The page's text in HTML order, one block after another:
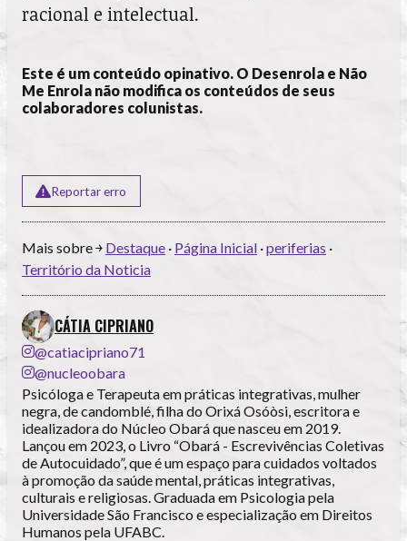
racional e intelectual.
Este é um conteúdo opinativo. O Desenrola e Não
Me Enrola não modifica os conteúdos de seus
colaboradores colunistas.
Reportar erro
Mais sobre ￫ Destaque · Página Inicial ·periferias ·
Território da Noticia
CÁTIA CIPRIANO
@catiacipriano71
@nucleoobara
Psicóloga e Terapeuta em práticas integrativas, mulher
negra, de candomblé, filha do Orixá Osóòsi, escritora e
idealizadora do Núcleo Obará que nasceu em 2019.
Lançou em 2023, o Livro “Obará - Escrevivências Coletivas
de Autocuidado”, que é um espaço para cuidados voltados
à promoção da saúde mental, práticas integrativas,
culturais e religiosas. Graduada em Psicologia pela
Universidade São Francisco e especialização em Direitos
Humanos pela UFABC.